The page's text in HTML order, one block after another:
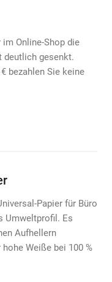
Online-Shop die
deutlich gesenkt.
bezahlen Sie keine
Papier für Büro
Umweltprofil. Es
Aufhellern
Weiße bei 100 %